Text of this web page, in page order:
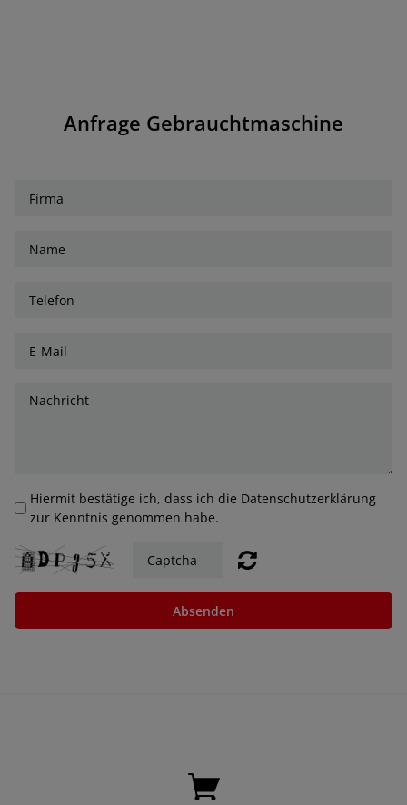
Anfrage Gebrauchtmaschine
Hiermit bestätige ich, dass ich die Datenschutzerklärung
zur Kenntnis genommen habe.
Absenden